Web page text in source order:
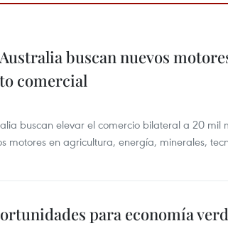
buscan nuevos
comercial
buscan elevar el comercio bilateral a 20 mil
motores en agricultura, energía, minerales,
para economía